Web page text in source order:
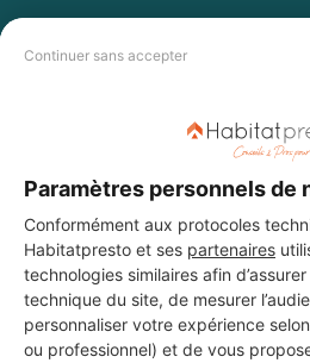
Continuer sans accepter
Paramètres personnels de
Conformément aux protocoles
Habitatpresto et ses partenaires
technologies similaires afin
technique du site, de mesurer
personnaliser votre expérience
ou professionnel) et de vous
DEMANDER UN